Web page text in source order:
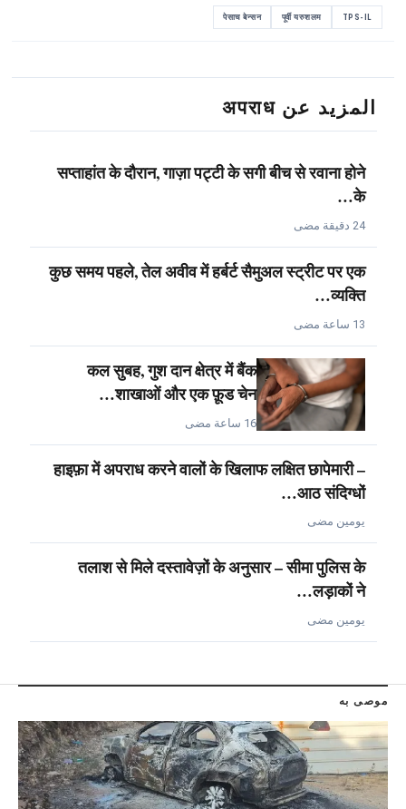
TPS-IL
पूर्वी यरुशलम
पेसाच बेन्सन
المزيد عن अपराध
सप्ताहांत के दौरान, गाज़ा पट्टी के सगी बीच से रवाना होने
के…
24 دقيقة مضى
कुछ समय पहले, तेल अवीव में हर्बर्ट सैमुअल स्ट्रीट पर एक
व्यक्ति…
13 ساعة مضى
कल सुबह, गुश दान क्षेत्र में बैंक
शाखाओं और एक फ़ूड चेन…
16 ساعة مضى
हाइफ़ा में अपराध करने वालों के खिलाफ लक्षित छापेमारी –
आठ संदिग्धों…
يومين مضى
तलाश से मिले दस्तावेज़ों के अनुसार – सीमा पुलिस के
लड़ाकों ने…
يومين مضى
موصى به